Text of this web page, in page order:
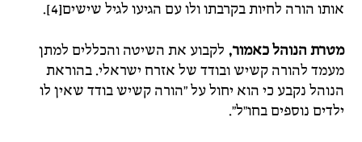
אותו הורה לחיות בקרבתו ולו עם הגיעו לגיל שישים[4].
מטרת הנוהל כאמור, לקבוע את השיטה והכללים למתן
מעמד להורה קשיש ובודד של אזרח ישראלי. בהוראת
הנוהל נקבע כי הוא יחול על "הורה קשיש בודד שאין לו
ילדים נוספים בחו"ל".